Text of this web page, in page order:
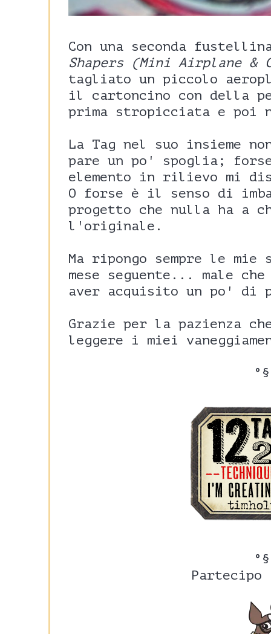
Con una seconda
Shapers (Mini Airplane &
tagliato un piccolo
il cartoncino con della
prima stropicciata e poi
La Tag nel suo insieme
pare un po' spoglia;
elemento in rilievo mi
O forse è il senso di
progetto che nulla ha a
l'originale.
Ma ripongo sempre le
mese seguente... male
aver acquisito un po' di
Grazie per la pazienza
leggere i miei